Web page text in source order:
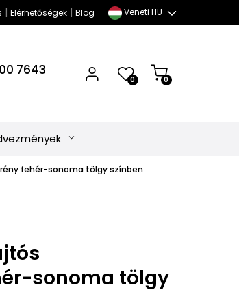
| Elérhetőségek| Blog Veneti HU
7643
0 0
fehér-sonoma tölgy színben
sonoma tölgy